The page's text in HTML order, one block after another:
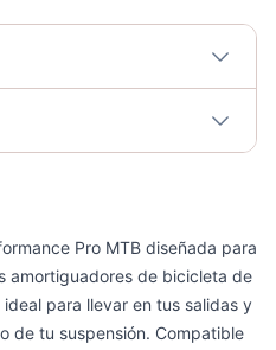
No
Pro MTB diseñada para
amortiguadores de bicicleta de
para llevar en tus salidas y
de tu suspensión. Compatible